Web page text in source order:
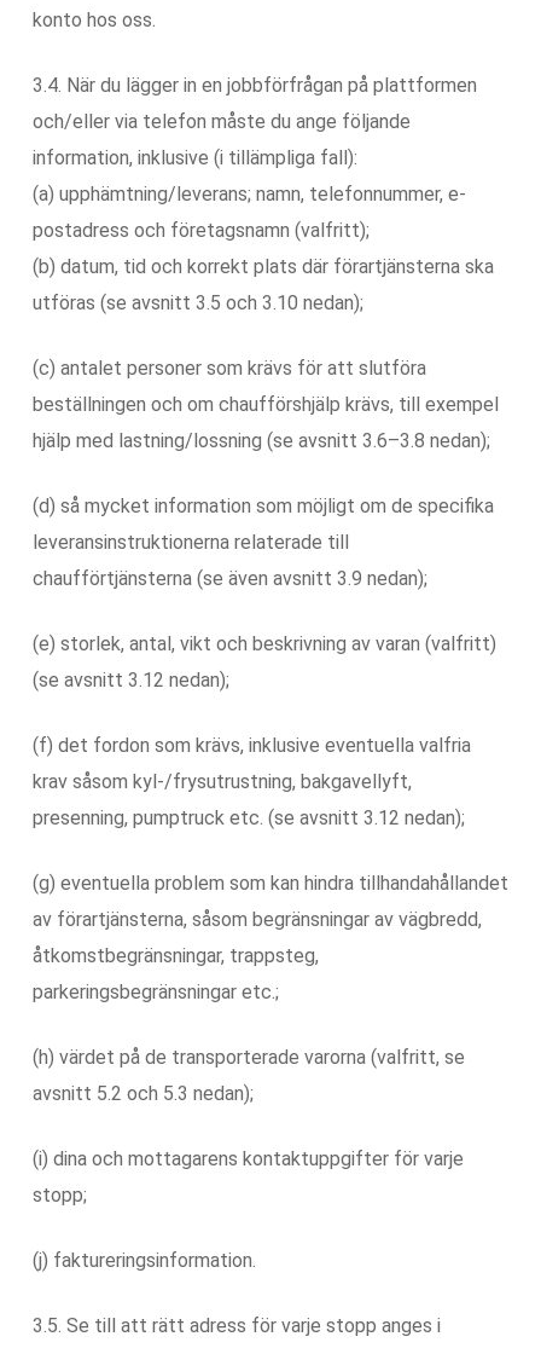
konto hos oss.
3.4. När du lägger in en jobbförfrågan på plattformen
och/eller via telefon måste du ange följande
information, inklusive (i tillämpliga fall):
(a) upphämtning/leverans; namn, telefonnummer, e-
postadress och företagsnamn (valfritt);
(b) datum, tid och korrekt plats där förartjänsterna ska
utföras (se avsnitt 3.5 och 3.10 nedan);
(c) antalet personer som krävs för att slutföra
beställningen och om chaufförshjälp krävs, till exempel
hjälp med lastning/lossning (se avsnitt 3.6–3.8 nedan);
(d) så mycket information som möjligt om de specifika
leveransinstruktionerna relaterade till
chaufförtjänsterna (se även avsnitt 3.9 nedan);
(e) storlek, antal, vikt och beskrivning av varan (valfritt)
(se avsnitt 3.12 nedan);
(f) det fordon som krävs, inklusive eventuella valfria
krav såsom kyl-/frysutrustning, bakgavellyft,
presenning, pumptruck etc. (se avsnitt 3.12 nedan);
(g) eventuella problem som kan hindra tillhandahållandet
av förartjänsterna, såsom begränsningar av vägbredd,
åtkomstbegränsningar, trappsteg,
parkeringsbegränsningar etc.;
(h) värdet på de transporterade varorna (valfritt, se
avsnitt 5.2 och 5.3 nedan);
(i) dina och mottagarens kontaktuppgifter för varje
stopp;
(j) faktureringsinformation.
3.5. Se till att rätt adress för varje stopp anges i